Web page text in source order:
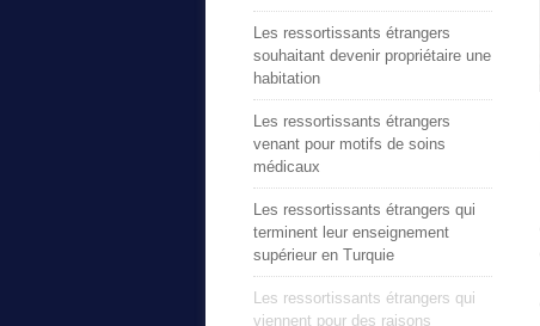
Les ressortissants étrangers
souhaitant devenir propriétaire une
habitation
Les ressortissants étrangers
venant pour motifs de soins
médicaux
Les ressortissants étrangers qui
terminent leur enseignement
supérieur en Turquie
Les ressortissants étrangers qui
viennent pour des raisons